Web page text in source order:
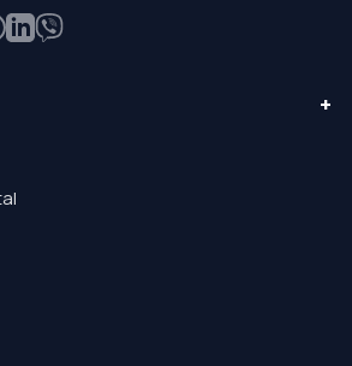
+